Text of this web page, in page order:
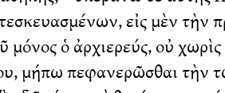
εἰς μὲν τὴν
μόνος ὁ ἀρχιερεύς, οὐ
μήπω πεφανερῶσθαι τὴν